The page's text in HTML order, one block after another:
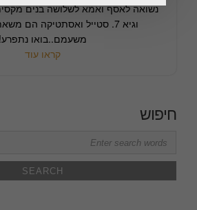
וגיא 7. סטייל ואסתטיקה הם
משעמם..בואו נתפרע!
קראו עוד
חיפוש
Search